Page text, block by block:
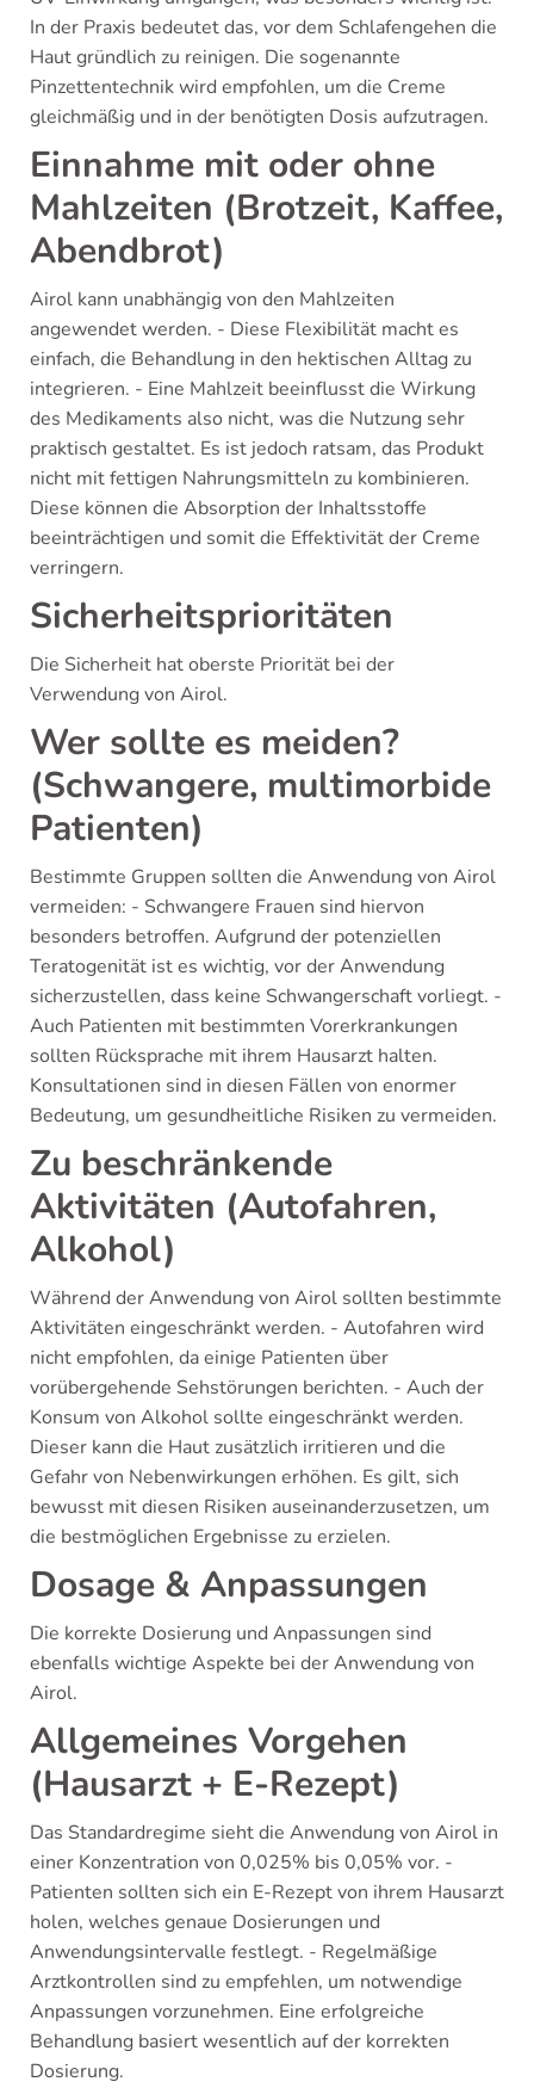
In der Praxis bedeutet das, vor dem Schlafengehen die
Haut gründlich zu reinigen. Die sogenannte
Pinzettentechnik wird empfohlen, um die Creme
gleichmäßig und in der benötigten Dosis aufzutragen.
Einnahme mit oder ohne
Mahlzeiten (Brotzeit, Kaffee,
Abendbrot)
Airol kann unabhängig von den Mahlzeiten
angewendet werden. - Diese Flexibilität macht es
einfach, die Behandlung in den hektischen Alltag zu
integrieren. - Eine Mahlzeit beeinflusst die Wirkung
des Medikaments also nicht, was die Nutzung sehr
praktisch gestaltet. Es ist jedoch ratsam, das Produkt
nicht mit fettigen Nahrungsmitteln zu kombinieren.
Diese können die Absorption der Inhaltsstoffe
beeinträchtigen und somit die Effektivität der Creme
verringern.
Sicherheitsprioritäten
Die Sicherheit hat oberste Priorität bei der
Verwendung von Airol.
Wer sollte es meiden?
(Schwangere, multimorbide
Patienten)
Bestimmte Gruppen sollten die Anwendung von Airol
vermeiden: - Schwangere Frauen sind hiervon
besonders betroffen. Aufgrund der potenziellen
Teratogenität ist es wichtig, vor der Anwendung
sicherzustellen, dass keine Schwangerschaft vorliegt. -
Auch Patienten mit bestimmten Vorerkrankungen
sollten Rücksprache mit ihrem Hausarzt halten.
Konsultationen sind in diesen Fällen von enormer
Bedeutung, um gesundheitliche Risiken zu vermeiden.
Zu beschränkende
Aktivitäten (Autofahren,
Alkohol)
Während der Anwendung von Airol sollten bestimmte
Aktivitäten eingeschränkt werden. - Autofahren wird
nicht empfohlen, da einige Patienten über
vorübergehende Sehstörungen berichten. - Auch der
Konsum von Alkohol sollte eingeschränkt werden.
Dieser kann die Haut zusätzlich irritieren und die
Gefahr von Nebenwirkungen erhöhen. Es gilt, sich
bewusst mit diesen Risiken auseinanderzusetzen, um
die bestmöglichen Ergebnisse zu erzielen.
Dosage & Anpassungen
Die korrekte Dosierung und Anpassungen sind
ebenfalls wichtige Aspekte bei der Anwendung von
Airol.
Allgemeines Vorgehen
(Hausarzt + E-Rezept)
Das Standardregime sieht die Anwendung von Airol in
einer Konzentration von 0,025% bis 0,05% vor. -
Patienten sollten sich ein E-Rezept von ihrem Hausarzt
holen, welches genaue Dosierungen und
Anwendungsintervalle festlegt. - Regelmäßige
Arztkontrollen sind zu empfehlen, um notwendige
Anpassungen vorzunehmen. Eine erfolgreiche
Behandlung basiert wesentlich auf der korrekten
Dosierung.